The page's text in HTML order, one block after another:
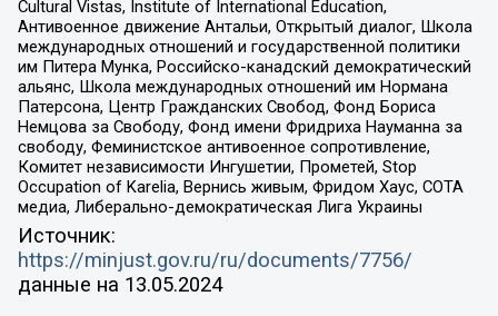
Cultural Vistas, Institute of International Education,
Антивоенное движение Антальи, Открытый диалог, Школа
международных отношений и государственной политики
им Питера Мунка, Российско-канадский демократический
альянс, Школа международных отношений им Нормана
Патерсона, Центр Гражданских Свобод, Фонд Бориса
Немцова за Свободу, Фонд имени Фридриха Науманна за
свободу, Феминистское антивоенное сопротивление,
Комитет независимости Ингушетии, Прометей, Stop
Occupation of Karelia, Вернись живым, Фридом Хаус, СОТА
медиа, Либерально-демократическая Лига Украины
Источник:
https://minjust.gov.ru/ru/documents/7756/
данные на 13.05.2024